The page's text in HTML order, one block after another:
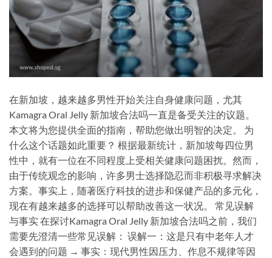
在新加坡，越来越多男性开始关注自身健康问题，尤其
Kamagra Oral Jelly 新加坡合法吗一直是备受关注的议题。
本文将为您提供全面的指南，帮助您做出明智的决定。 为
什么这个话题如此重要？ 根据最新统计，新加坡每四位男
性中，就有一位在不同程度上受相关健康问题困扰。然而，
由于传统观念的影响，许多男士选择隐忍而非积极寻求解决
方案。事实上，随著医疗科技的进步和保健产品的多元化，
现在有越来越多的选择可以帮助改善这一状况。 常见误解
与事实 在探讨Kamagra Oral Jelly 新加坡合法吗之前，我们
需要先澄清一些常见误解： 误解一：这是只有中老年人才
会遇到的问题 → 事实：现代男性因压力、作息不规律等因